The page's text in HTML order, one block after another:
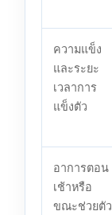
ความแข็ง
และระยะ
เวลาการ
แข็งตัว
อาการตอน
เช้าหรือ
ขณะช่วยตัว